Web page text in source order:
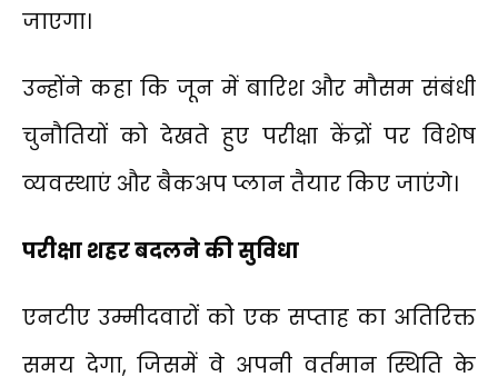
जाएगा।
उन्होंने कहा कि जून में बारिश और मौसम संबंधी
चुनौतियों को देखते हुए परीक्षा केंद्रों पर विशेष
व्यवस्थाएं और बैकअप प्लान तैयार किए जाएंगे।
परीक्षा शहर बदलने की सुविधा
एनटीए उम्मीदवारों को एक सप्ताह का अतिरिक्त
समय देगा, जिसमें वे अपनी वर्तमान स्थिति के